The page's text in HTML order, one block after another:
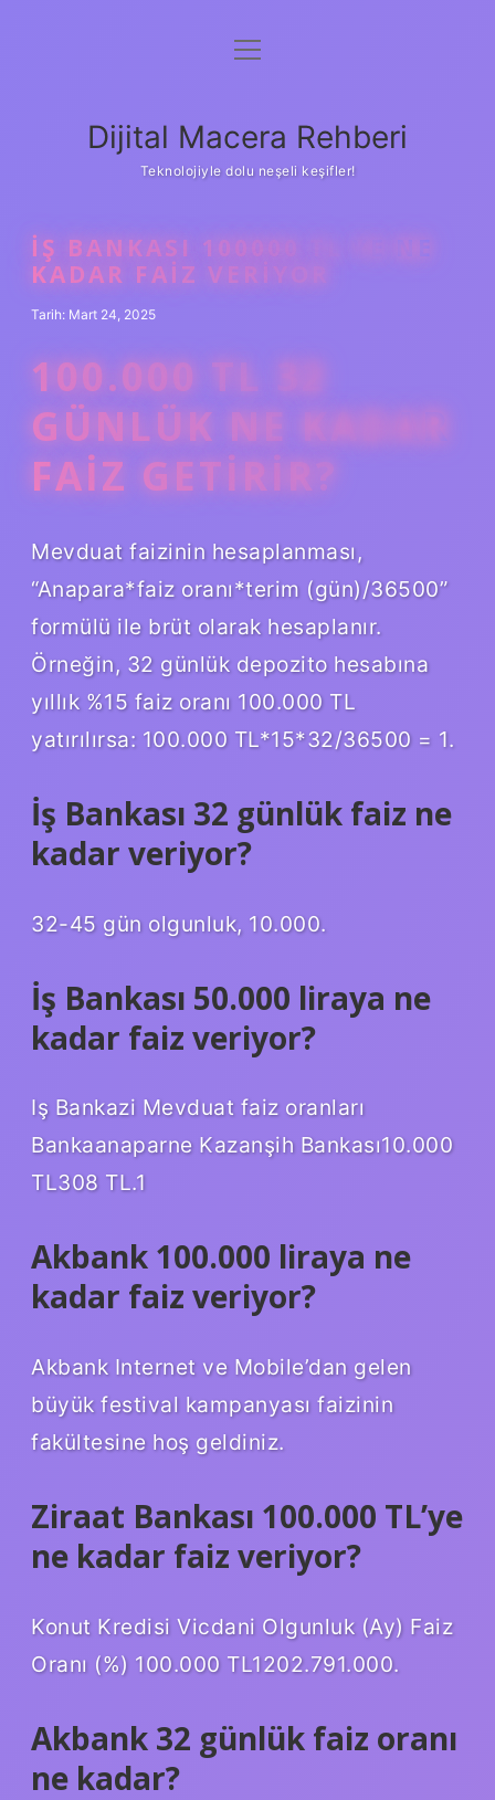
Anasayfa
Yasal Uyarı
menüyü
Dijital Macera Rehberi
Teknolojiyle dolu neşeli keşifler!
İŞ BANKASI 100000 TL YE NE
KADAR FAIZ VERIYOR
Tarih: Mart 24, 2025
100.000 TL 32
GÜNLÜK NE KADAR
FAIZ GETIRIR?
Mevduat faizinin hesaplanması,
“Anapara*faiz oranı*terim (gün)/36500”
formülü ile brüt olarak hesaplanır.
Örneğin, 32 günlük depozito hesabına
yıllık %15 faiz oranı 100.000 TL
yatırılırsa: 100.000 TL*15*32/36500 = 1.
İş Bankası 32 günlük faiz ne
kadar veriyor?
32-45 gün olgunluk, 10.000.
İş Bankası 50.000 liraya ne
kadar faiz veriyor?
Iş Bankazi Mevduat faiz oranları
Bankaanaparne Kazanşih Bankası10.000
TL308 TL.1
Akbank 100.000 liraya ne
kadar faiz veriyor?
Akbank Internet ve Mobile’dan gelen
büyük festival kampanyası faizinin
fakültesine hoş geldiniz.
Ziraat Bankası 100.000 TL’ye
ne kadar faiz veriyor?
Konut Kredisi Vicdani Olgunluk (Ay) Faiz
Oranı (%) 100.000 TL1202.791.000.
Akbank 32 günlük faiz oranı
ne kadar?